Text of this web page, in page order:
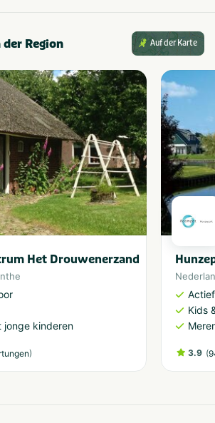
Region Auf der Karte
Het Drouwenerzand
jonge kinderen
)
Kids
3.9 (